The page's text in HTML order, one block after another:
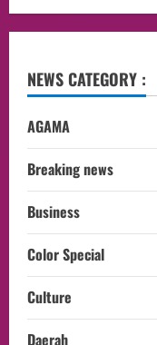
NEWS CATEGORY :
AGAMA
Breaking news
Business
Color Special
Culture
Daerah